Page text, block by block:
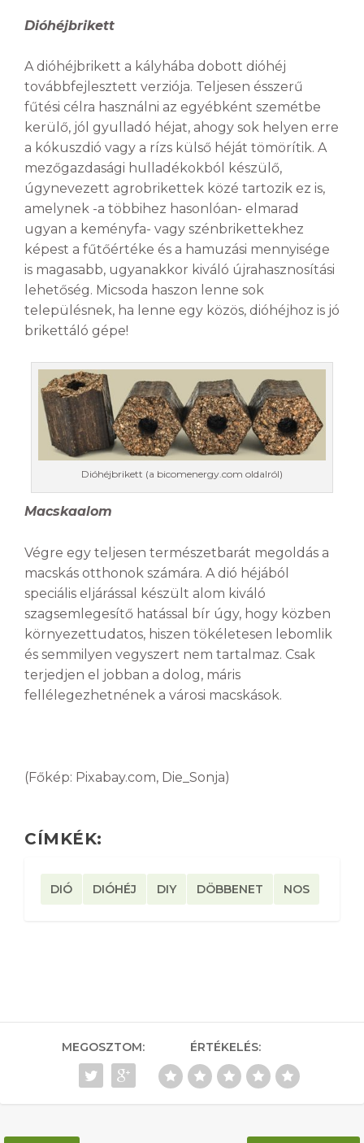
Dióhéjbrikett
A dióhéjbrikett a kályhába dobott dióhéj
továbbfejlesztett verziója. Teljesen ésszerű
fűtési célra használni az egyébként szemétbe
kerülő, jól gyulladó héjat, ahogy sok helyen erre
a kókuszdió vagy a rízs külső héját tömörítik. A
mezőgazdasági hulladékokból készülő,
úgynevezett agrobrikettek közé tartozik ez is,
amelynek -a többihez hasonlóan- elmarad
ugyan a keményfa- vagy szénbrikettekhez
képest a fűtőértéke és a hamuzási mennyisége
is magasabb, ugyanakkor kiváló újrahasznosítási
lehetőség. Micsoda haszon lenne sok
településnek, ha lenne egy közös, dióhéjhoz is jó
brikettáló gépe!
Dióhéjbrikett (a bicomenergy.com oldalról)
Macskaalom
Végre egy teljesen természetbarát megoldás a
macskás otthonok számára. A dió héjából
speciális eljárással készült alom kiváló
szagsemlegesítő hatással bír úgy, hogy közben
környezettudatos, hiszen tökéletesen lebomlik
és semmilyen vegyszert nem tartalmaz. Csak
terjedjen el jobban a dolog, máris
fellélegezhetnének a városi macskások.
(Főkép: Pixabay.com, Die_Sonja)
CÍMKÉK:
DIÓ DIÓHÉJ DIY DÖBBENET NOS
MEGOSZTOM: ÉRTÉKELÉS: